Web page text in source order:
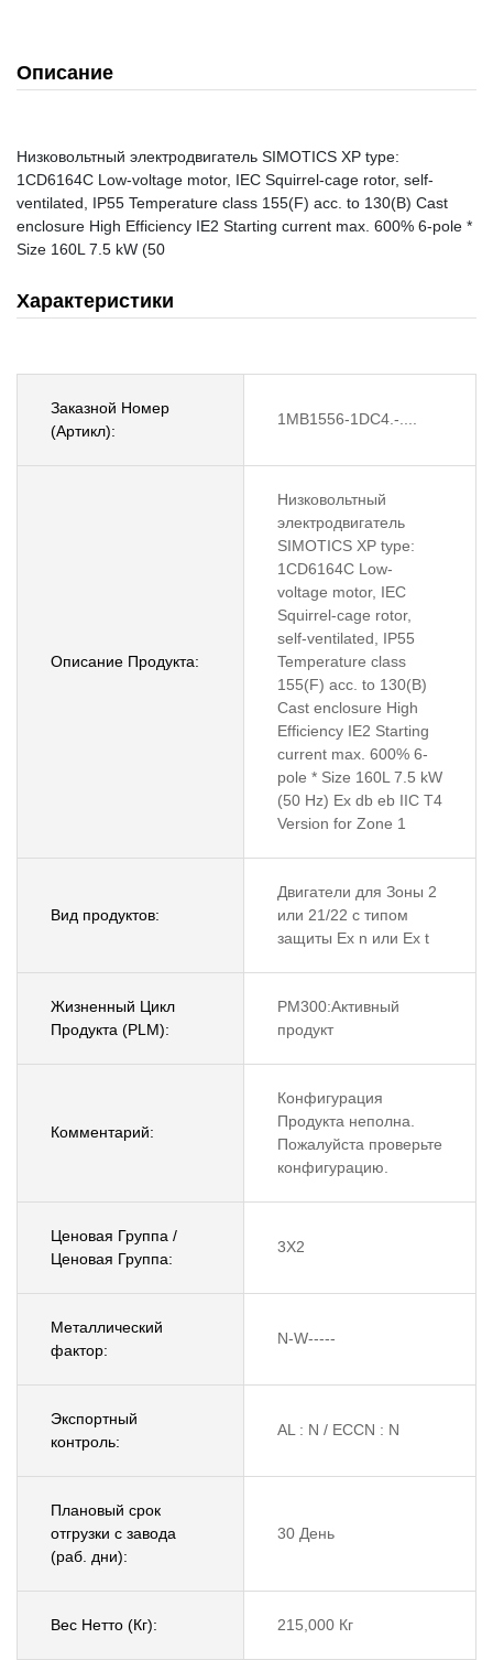
Описание
Низковольтный электродвигатель SIMOTICS XP type:
1CD6164C Low-voltage motor, IEC Squirrel-cage rotor, self-
ventilated, IP55 Temperature class 155(F) acc. to 130(B) Cast
enclosure High Efficiency IE2 Starting current max. 600% 6-pole *
Size 160L 7.5 kW (50
Характеристики
Заказной Номер
(Артикл):
1MB1556-1DC4.-....
Описание Продукта:
Низковольтный
электродвигатель
SIMOTICS XP type:
1CD6164C Low-
voltage motor, IEC
Squirrel-cage rotor,
self-ventilated, IP55
Temperature class
155(F) acc. to 130(B)
Cast enclosure High
Efficiency IE2 Starting
current max. 600% 6-
pole * Size 160L 7.5 kW
(50 Hz) Ex db eb IIC T4
Version for Zone 1
Вид продуктов:
Двигатели для Зоны 2
или 21/22 с типом
защиты Ex n или Ex t
Жизненный Цикл
Продукта (PLM):
PM300:Активный
продукт
Комментарий:
Конфигурация
Продукта неполна.
Пожалуйста проверьте
конфигурацию.
Ценовая Группа /
Ценовая Группа:
3X2
Металлический
фактор:
N-W-----
Экспортный
контроль:
AL : N / ECCN : N
Плановый срок
отгрузки с завода
(раб. дни):
30 День
Вес Нетто (Кг): 215,000 Кг